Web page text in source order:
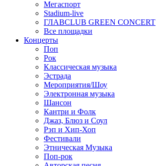
Мегаспорт
Stadium-live
ГЛАВCLUB GREEN CONCERT
Все площадки
Концерты
Поп
Рок
Классическая музыка
Эстрада
Мероприятия/Шоу
Электронная музыка
Шансон
Кантри и Фолк
Джаз, Блюз и Соул
Рэп и Хип-Хоп
Фестивали
Этническая Музыка
Поп-рок